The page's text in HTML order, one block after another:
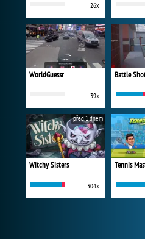
26x
WorldGuessr
39x
Battle
Witchy Sisters
304x
před 1 dnem
Tennis